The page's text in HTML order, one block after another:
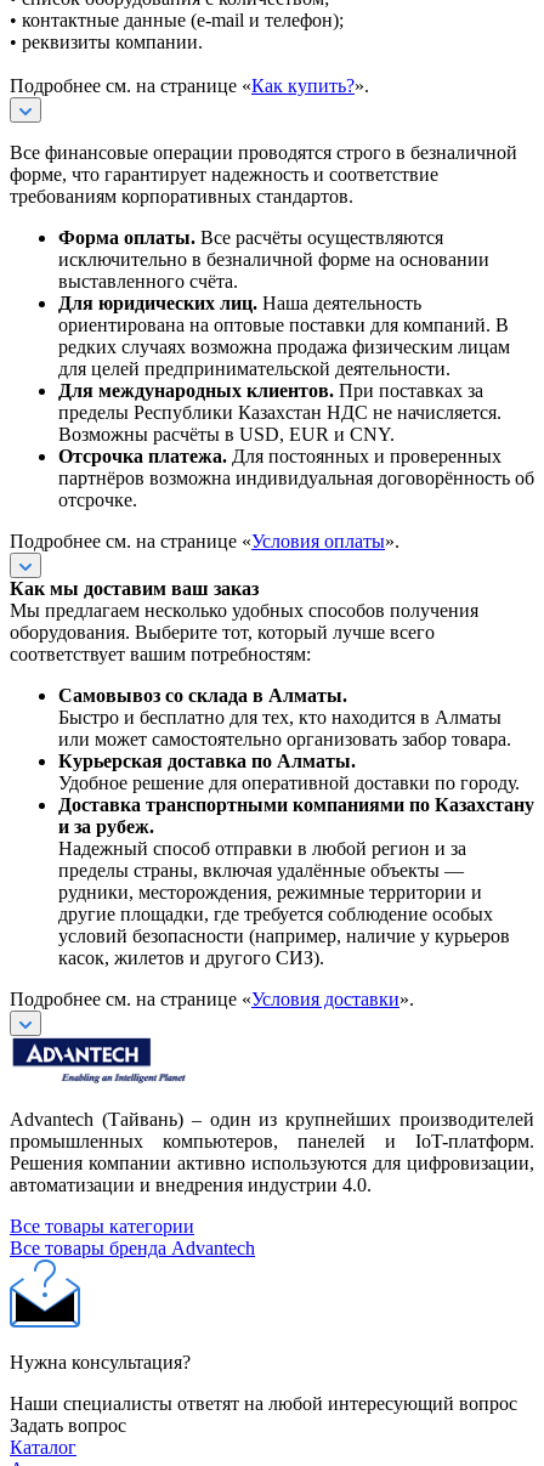
• контактные данные (e-mail и телефон);
• реквизиты компании.
Подробнее см. на странице «Как купить?».
Все финансовые операции проводятся строго в безналичной
форме, что гарантирует надежность и соответствие
требованиям корпоративных стандартов.
Форма оплаты. Все расчёты осуществляются
исключительно в безналичной форме на основании
выставленного счёта.
Для юридических лиц. Наша деятельность
ориентирована на оптовые поставки для компаний. В
редких случаях возможна продажа физическим лицам
для целей предпринимательской деятельности.
Для международных клиентов. При поставках за
пределы Республики Казахстан НДС не начисляется.
Возможны расчёты в USD, EUR и CNY.
Отсрочка платежа. Для постоянных и проверенных
партнёров возможна индивидуальная договорённость об
отсрочке.
Подробнее см. на странице «Условия оплаты».
Как мы доставим ваш заказ
Мы предлагаем несколько удобных способов получения
оборудования. Выберите тот, который лучше всего
соответствует вашим потребностям:
Самовывоз со склада в Алматы.
Быстро и бесплатно для тех, кто находится в Алматы
или может самостоятельно организовать забор товара.
Курьерская доставка по Алматы.
Удобное решение для оперативной доставки по городу.
Доставка транспортными компаниями по Казахстану
и за рубеж.
Надежный способ отправки в любой регион и за
пределы страны, включая удалённые объекты —
рудники, месторождения, режимные территории и
другие площадки, где требуется соблюдение особых
условий безопасности (например, наличие у курьеров
касок, жилетов и другого СИЗ).
Подробнее см. на странице «Условия доставки».
Advantech (Тайвань) – один из крупнейших производителей
промышленных компьютеров, панелей и IoT-платформ.
Решения компании активно используются для цифровизации,
автоматизации и внедрения индустрии 4.0.
Все товары категории
Все товары бренда Advantech
Нужна консультация?
Наши специалисты ответят на любой интересующий вопрос
Задать вопрос
Каталог